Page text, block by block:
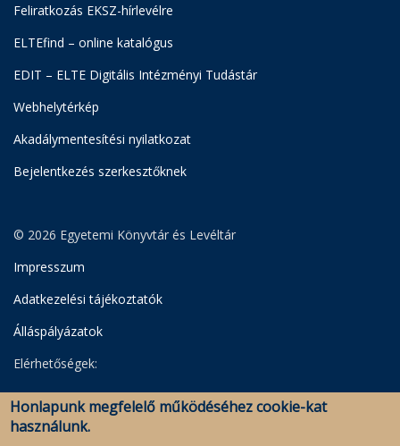
Feliratkozás EKSZ-hírlevélre
ELTEfind – online katalógus
EDIT – ELTE Digitális Intézményi Tudástár
Webhelytérkép
Akadálymentesítési nyilatkozat
Bejelentkezés szerkesztőknek
© 2026 Egyetemi Könyvtár és Levéltár
Impresszum
Adatkezelési tájékoztatók
Álláspályázatok
Elérhetőségek:
Egyetemi Könyvtár
Levéltár
Honlapunk megfelelő működéséhez cookie-kat
használunk.